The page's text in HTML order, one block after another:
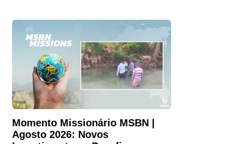
Momento Missionário MSBN |
Agosto 2026: Novos